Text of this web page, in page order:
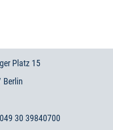
Platz 15
Berlin
30 39840700